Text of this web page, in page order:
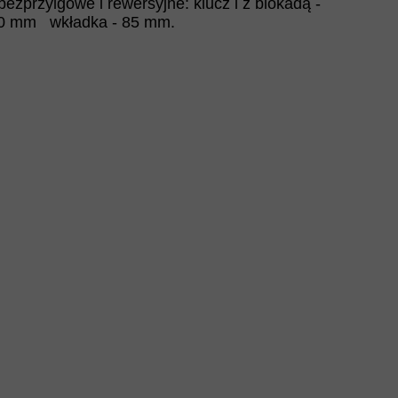
i rewersyjne: klucz i z blokadą -
mm wkładka - 85 mm.